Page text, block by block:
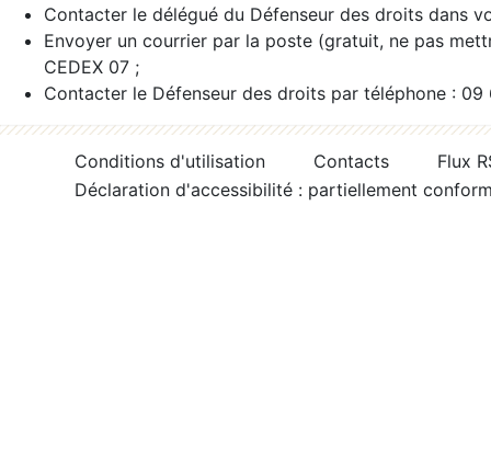
Contacter le délégué du Défenseur des droits dans
Envoyer un courrier par la poste (gratuit, ne pas
CEDEX 07 ;
Contacter le Défenseur des droits par téléphone :
Conditions d'utilisation Contacts
Flux
Déclaration d'accessibilité : partiellement